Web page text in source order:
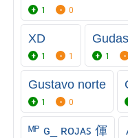
1 0
XD
1 1 1
Gustavo norte
1 0
ᴹᴾ ɢ_ ʀᴏᴊᴀꜱ 㑮